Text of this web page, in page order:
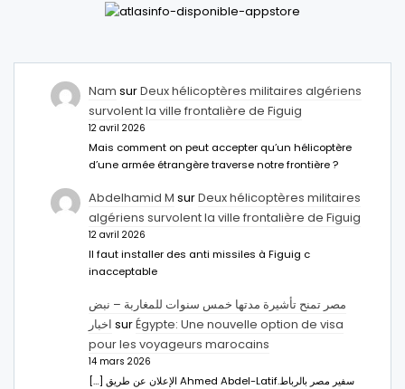
Nam surDeux hélicoptères militaires algériens
survolent la ville frontalière de Figuig
12 avril 2026
Mais comment on peut accepter qu’un hélicoptère
d’une armée étrangère traverse notre frontière ?
Abdelhamid M surDeux hélicoptères militaires
algériens survolent la ville frontalière de Figuig
12 avril 2026
Il faut installer des anti missiles à Figuig c
inacceptable
مصر تمنح تأشيرة مدتها خمس سنوات للمغاربة – نبض
اخبار surÉgypte: Une nouvelle option de visa
pour les voyageurs marocains
14 mars 2026
[…] الإعلان عن طريق Ahmed Abdel-Latifسفير مصر بالرباط.